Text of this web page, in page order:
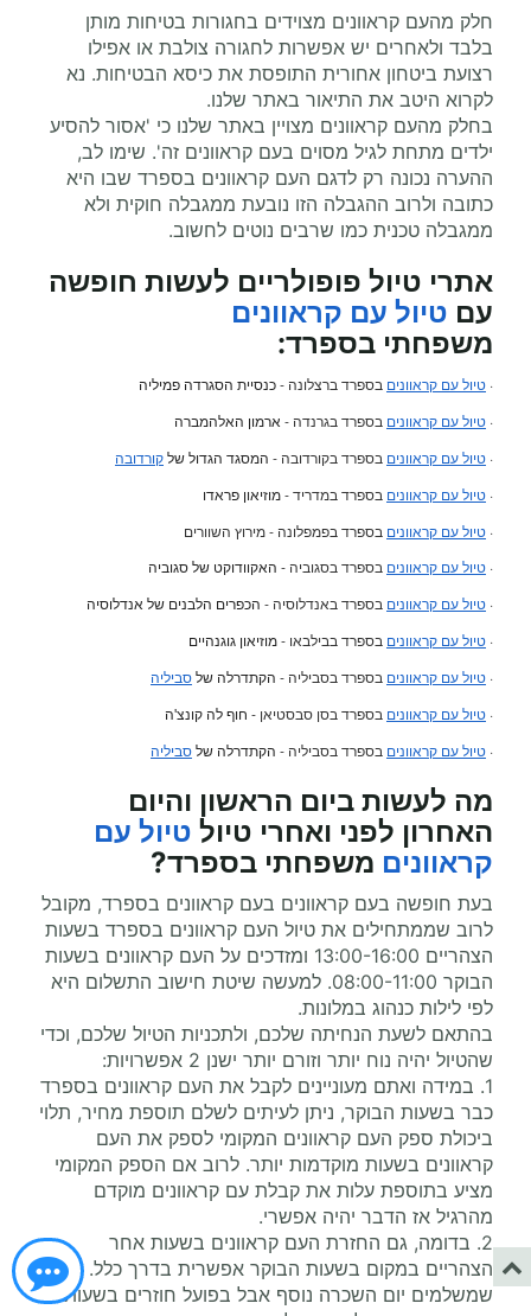
חלק מהעם קראוונים מצוידים בחגורות בטיחות מותן
בלבד ולאחרים יש אפשרות לחגורה צולבת או אפילו
רצועת ביטחון אחורית התופסת את כיסא הבטיחות. נא
לקרוא היטב את התיאור באתר שלנו.
בחלק מהעם קראוונים מצויין באתר שלנו כי 'אסור להסיע
ילדים מתחת לגיל מסוים בעם קראוונים זה'. שימו לב,
ההערה נכונה רק לדגם העם קראוונים בספרד שבו היא
כתובה ולרוב ההגבלה הזו נובעת ממגבלה חוקית ולא
ממגבלה טכנית כמו שרבים נוטים לחשוב.
אתרי טיול פופולריים לעשות חופשה
עם טיול עם קראוונים
משפחתי בספרד:
· טיול עם קראוונים בספרד ברצלונה - כנסיית הסגרדה פמיליה
· טיול עם קראוונים בספרד בגרנדה - ארמון האלהמברה
· טיול עם קראוונים בספרד בקורדובה - המסגד הגדול של קורדובה
· טיול עם קראוונים בספרד במדריד - מוזיאון פראדו
· טיול עם קראוונים בספרד בפמפלונה - מירוץ השוורים
· טיול עם קראוונים בספרד בסגוביה - האקוודוקט של סגוביה
· טיול עם קראוונים בספרד באנדלוסיה - הכפרים הלבנים של אנדלוסיה
· טיול עם קראוונים בספרד בבילבאו - מוזיאון גוגנהיים
· טיול עם קראוונים בספרד בסביליה - הקתדרלה של סביליה
· טיול עם קראוונים בספרד בסן סבסטיאן - חוף לה קונצ'ה
· טיול עם קראוונים בספרד בסביליה - הקתדרלה של סביליה
מה לעשות ביום הראשון והיום
האחרון לפני ואחרי טיול טיול עם
קראוונים משפחתי בספרד?
בעת חופשה בעם קראוונים בעם קראוונים בספרד, מקובל
לרוב שממתחילים את טיול העם קראוונים בספרד בשעות
הצהריים 13:00-16:00 ומזדכים על העם קראוונים בשעות
הבוקר 08:00-11:00. למעשה שיטת חישוב התשלום היא
לפי לילות כנהוג במלונות.
בהתאם לשעת הנחיתה שלכם, ולתכניות הטיול שלכם, וכדי
שהטיול יהיה נוח יותר וזורם יותר ישנן 2 אפשרויות:
1. במידה ואתם מעוניינים לקבל את העם קראוונים בספרד
כבר בשעות הבוקר, ניתן לעיתים לשלם תוספת מחיר, תלוי
ביכולת ספק העם קראוונים המקומי לספק את העם
קראוונים בשעות מוקדמות יותר. לרוב אם הספק המקומי
מציע בתוספת עלות את קבלת עם קראוונים מוקדם
מהרגיל אז הדבר יהיה אפשרי.
2. בדומה, גם החזרת העם קראוונים בשעות אחר
הצהריים במקום בשעות הבוקר אפשרית בדרך כלל. או
שמשלמים יום השכרה נוסף אבל בפועל חוזרים בשעות